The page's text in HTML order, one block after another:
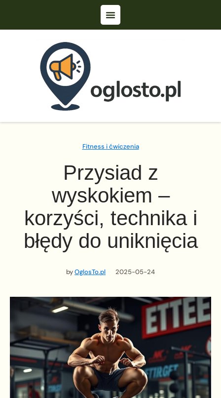
Fitness i ćwiczenia
Przysiad z
wyskokiem –
korzyści, technika i
błędy do uniknięcia
byOglosTo.pl 2025-05-24